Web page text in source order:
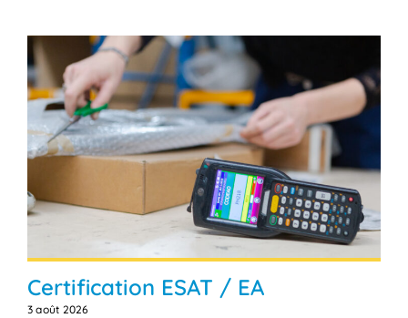
Certification ESAT / EA
3 août 2026